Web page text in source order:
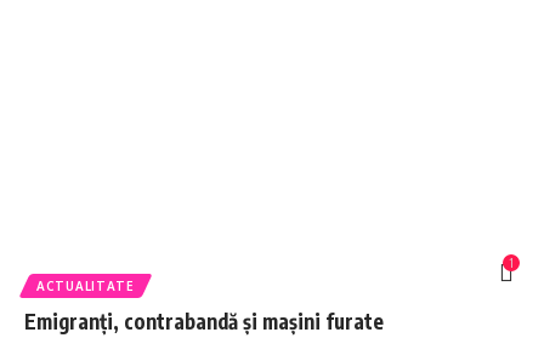
1
ACTUALITATE
Emigranți, contrabandă și mașini furate